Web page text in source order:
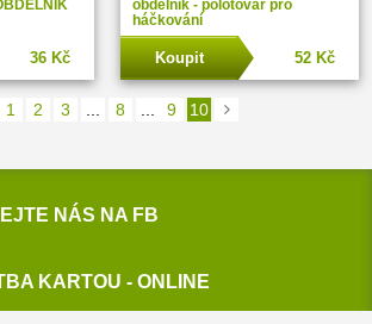
36 Kč
obdélník - polotovar pro
háčkování
52 Kč
Koupit
1 2 3 8 9 10
NÁS NA FB
KARTOU - ONLINE